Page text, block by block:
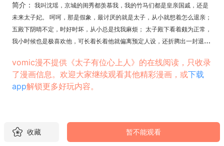
简介： 我叫沈瑶，京城的闺秀都羡慕我，我的竹马们都是皇亲国戚，还是
未来太子妃。 呵呵，那是假象，最讨厌的就是太子，从小就想着怎么退亲；
五殿下阴晴不定，时好时坏，从小总是找我麻烦； 太子殿下看着颇为正常，
我小时候也是极喜欢他，可长着长着他就偏离预定人设，还折腾出一封退婚
马
vomic漫不提供《太子有位心上人》的在线阅读，只收录
了漫画信息。欢迎大家继续观看其他精彩漫画，或下载
app解锁更多好玩内容。
收藏 暂不能观看